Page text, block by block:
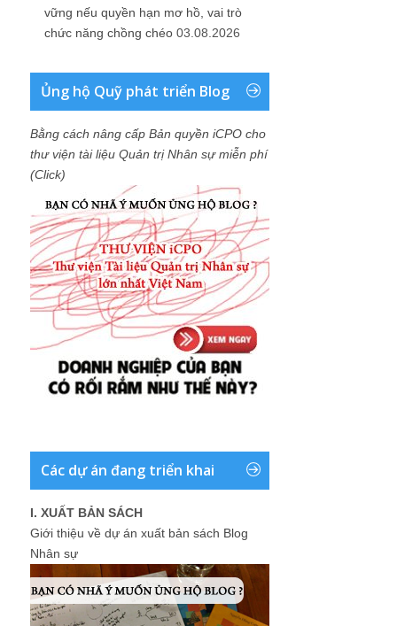
vững nếu quyền hạn mơ hồ, vai trò
chức năng chồng chéo 03.08.2026
Ủng hộ Quỹ phát triển Blog
Bằng cách nâng cấp Bản quyền iCPO cho
thư viện tài liệu Quản trị Nhân sự miễn phí
(Click)
Các dự án đang triển khai
I. XUẤT BẢN SÁCH
Giới thiệu về dự án xuất bản sách Blog
Nhân sự